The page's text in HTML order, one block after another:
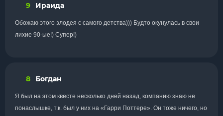
9 Ираида
Обожаю этого злодея с самого детства))) Будто окунулась в свои
лихие 90-ые!) Супер!)
8 Богдан
Я был на этом квесте несколько дней назад, компанию знаю не
понаслышке, т.к. был у них на «Гарри Поттере». Он тоже ничего, но